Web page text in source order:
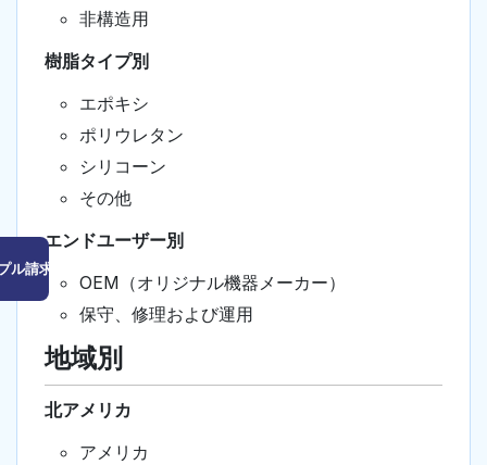
ル請求はこちら
非構造用
樹脂タイプ別
エポキシ
ポリウレタン
シリコーン
その他
エンドユーザー別
OEM（オリジナル機器メーカー）
保守、修理および運用
地域別
北アメリカ
アメリカ